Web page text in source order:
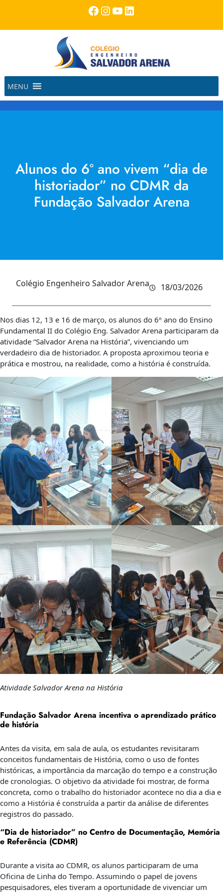
o
Facebook
Instagram
Youtube
LinkedIn
MENU
Alunos do 6º ano vivem “dia de
historiador” no CDMR da
Fundação Salvador Arena
Colégio Engenheiro Salvador Arena 18/03/2026
Nos dias 12, 13 e 16 de março, os alunos do 6º ano do Ensino
Fundamental II do Colégio Eng. Salvador Arena participaram da
atividade “Salvador Arena na História”, vivenciando um
verdadeiro dia de historiador. A proposta aproximou teoria e
prática e mostrou, na realidade, como a história é construída.
Atividade Salvador Arena na História
Fundação Salvador Arena incentiva o aprendizado prático
de história
Antes da visita, em sala de aula, os estudantes revisitaram
conceitos fundamentais de História, como o uso de fontes
históricas, a importância da marcação do tempo e a construção
de cronologias. O objetivo da atividade foi mostrar, de forma
concreta, como o trabalho do historiador acontece no dia a dia e
como a História é construída a partir da análise de diferentes
registros do passado.
“Dia de historiador” no Centro de Documentação, Memória
e Referência (CDMR)
Durante a visita ao CDMR, os alunos participaram de uma
Oficina de Linha do Tempo. Assumindo o papel de jovens
pesquisadores, eles tiveram a oportunidade de vivenciar um